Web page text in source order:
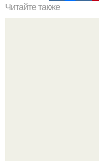
Читайте также